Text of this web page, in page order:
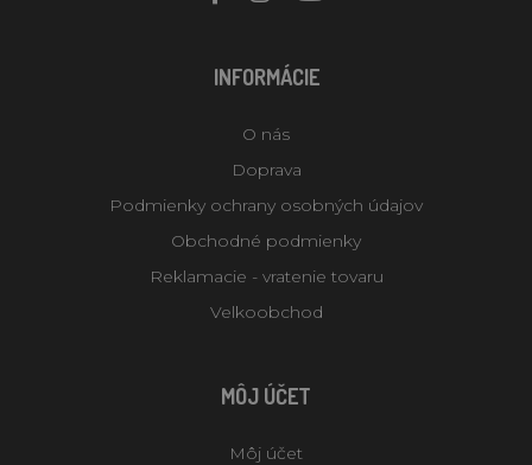
INFORMÁCIE
O nás
Doprava
Podmienky ochrany osobných údajov
Obchodné podmienky
Reklamacie - vratenie tovaru
Velkoobchod
MÔJ ÚČET
Môj účet